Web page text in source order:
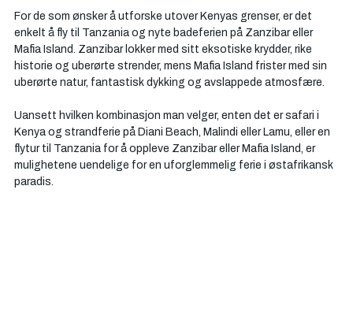
For de som ønsker å utforske utover Kenyas grenser, er det
enkelt å fly til Tanzania og nyte badeferien på Zanzibar eller
Mafia Island. Zanzibar lokker med sitt eksotiske krydder, rike
historie og uberørte strender, mens Mafia Island frister med sin
uberørte natur, fantastisk dykking og avslappede atmosfære.
Uansett hvilken kombinasjon man velger, enten det er safari i
Kenya og strandferie på Diani Beach, Malindi eller Lamu, eller en
flytur til Tanzania for å oppleve Zanzibar eller Mafia Island, er
mulighetene uendelige for en uforglemmelig ferie i østafrikansk
paradis.